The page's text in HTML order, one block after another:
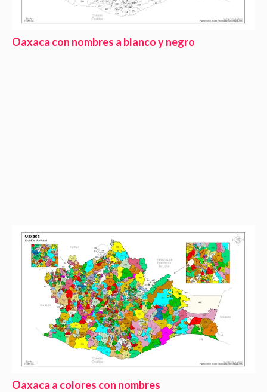
Oaxaca con nombres a blanco y negro
Oaxaca a colores con nombres